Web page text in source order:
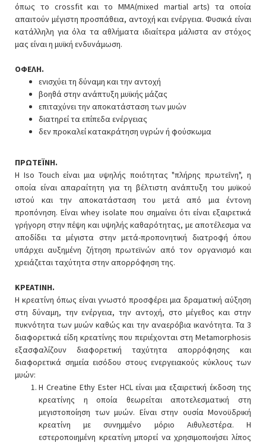
όπως το crossfit και το MMA(mixed martial arts) τα οποία
απαιτούν μέγιστη προσπάθεια, αντοχή και ενέργεια. Φυσικά είναι
κατάλληλη για όλα τα αθλήματα ιδιαίτερα μάλιστα αν στόχος
μας είναι η μυϊκή ενδυνάμωση.
ΟΦΕΛΗ.
ενισχύει τη δύναμη και την αντοχή
βοηθά στην ανάπτυξη μυϊκής μάζας
επιταχύνει την αποκατάσταση των μυών
διατηρεί τα επίπεδα ενέργειας
δεν προκαλεί κατακράτηση υγρών ή φούσκωμα
ΠΡΩΤΕΪΝΗ.
Η Iso Touch είναι μια υψηλής ποιότητας "πλήρης πρωτεΐνη", η
οποία είναι απαραίτητη για τη βέλτιστη ανάπτυξη του μυϊκού
ιστού και την αποκατάσταση του μετά από μια έντονη
προπόνηση. Eίναι whey isolate που σημαίνει ότι είναι εξαιρετικά
γρήγορη στην πέψη και υψηλής καθαρότητας, με αποτέλεσμα να
αποδίδει τα μέγιστα στην μετά-προπονητική διατροφή όπου
υπάρχει αυξημένη ζήτηση πρωτεϊνών από τον οργανισμό και
χρειάζεται ταχύτητα στην απορρόφηση της.
ΚΡΕΑΤΙΝΗ.
Η κρεατίνη όπως είναι γνωστό προσφέρει μια δραματική αύξηση
στη δύναμη, την ενέργεια, την αντοχή, στο μέγεθος και στην
πυκνότητα των μυών καθώς και την αναερόβια ικανότητα. Τα 3
διαφορετικά είδη κρεατίνης που περιέχονται στη Metamorphosis
εξασφαλίζουν διαφορετική ταχύτητα απορρόφησης και
διαφορετικά σημεία εισόδου στους ενεργειακούς κύκλους των
μυών:
Η Creatine Ethy Ester HCL είναι μια εξαιρετική έκδοση της
κρεατίνης η οποία θεωρείται αποτελεσματική στη
μεγιστοποίηση των μυών. Είναι στην ουσία Μονοϋδρική
κρεατίνη με συνημμένο μόριο Αιθυλεστέρα. Η
εστεροποιημένη κρεατίνη μπορεί να χρησιμοποιήσει λίπος